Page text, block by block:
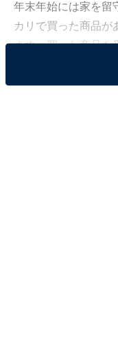
年末年始には家を留
カリで買った商品が
ます。買った商品を
てしまう場合に、
か。